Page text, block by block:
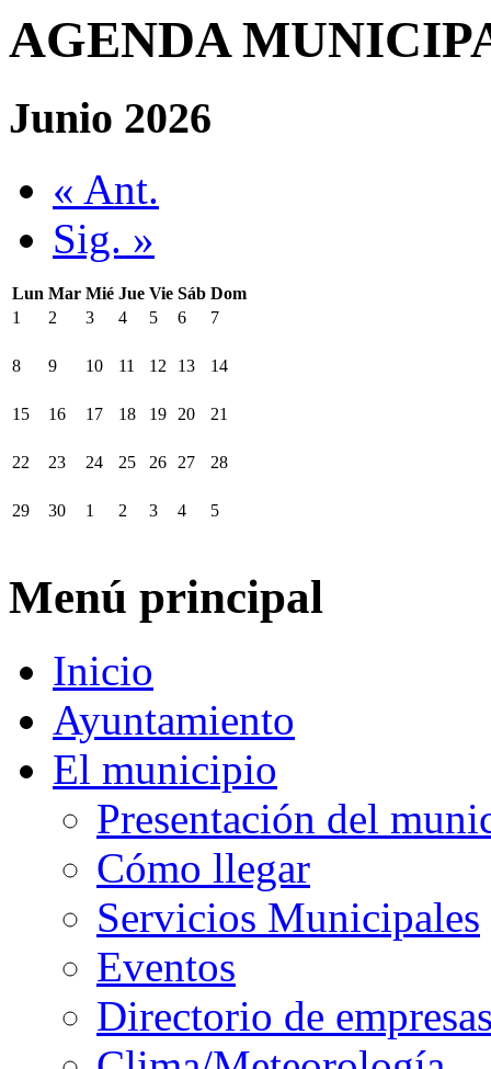
AGENDA
Junio 2026
« Ant.
Sig. »
Lun Mar Mié Jue Vie Sáb Dom
1
2 3 4 5 6 7
8 9 10 11 12 13 14
15 16 17 18 19 20 21
22 23 24 25 26 27 28
29 30 1 2 3 4 5
Menú principal
Inicio
Ayuntamiento
El municipio
Presentación del
Cómo llegar
Servicios Municipales
Eventos
Directorio de